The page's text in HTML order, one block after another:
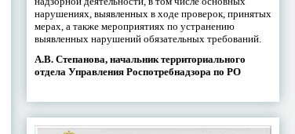
нарушениях, выявленных в ходе проверок, принятых
мерах, а также мероприятиях по устранению
выявленных нарушений обязательных требований.
А.В. Степанова, начальник территориального
отдела Управления Роспотребнадзора по РО